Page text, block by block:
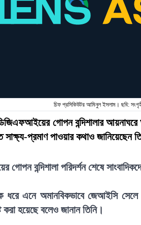
চিফ প্রসিকিউটর আমিনুল ইসলাম। ছবি:
গোপন বন্দিশালার আয়নাঘরে
প্রমাণ পাওয়ার কথাও জানিয়েছেন
বন্দিশালা পরিদর্শন শেষে
ধরে এনে অমানবিকভাবে জেআইসি সেলে
হয়েছে বলেও জানান তিনি।